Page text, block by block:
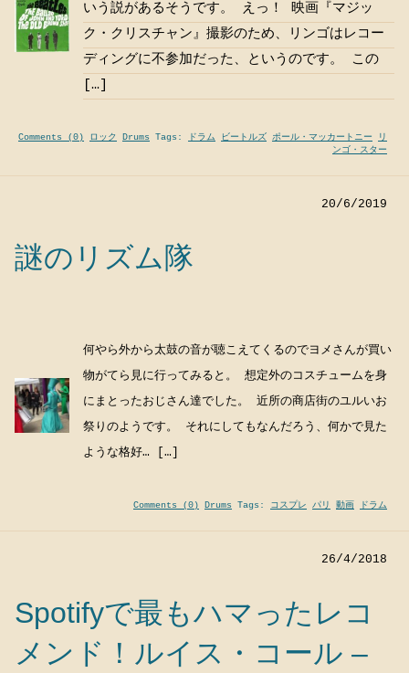
いう説があるそうです。 えっ！ 映画『マジッ
ク・クリスチャン』撮影のため、リンゴはレコー
ディングに不参加だった、というのです。 この
[…]
Comments (0) ロック Drums Tags: ドラム ビートルズ ポール・マッカートニー
リ
ンゴ・スター
20/6/2019
謎のリズム隊
何やら外から太鼓の音が聴こえてくるのでヨメさんが買い
物がてら見に行ってみると。 想定外のコスチュームを身
にまとったおじさん達でした。 近所の商店街のユルいお
祭りのようです。 それにしてもなんだろう、何かで見た
ような格好… […]
Comments (0) Drums Tags: コスプレ パリ 動画 ドラム
26/4/2018
Spotifyで最もハマったレコ
メンド！ルイス・コール –